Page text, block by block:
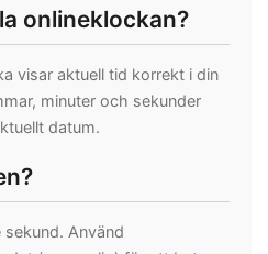
onlineklockan?
visar aktuell tid korrekt i din
minuter och sekunder
datum.
Använd